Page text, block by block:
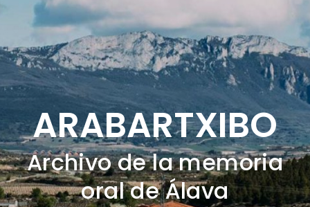
ARABARTXIBO
Archivo de la memoria
oral de Álava